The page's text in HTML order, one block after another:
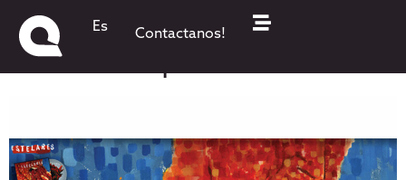
Es Contactanos!
Aleluya! Estelares lanzó «El
Costado Izquierdo»